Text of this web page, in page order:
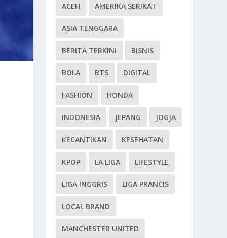
ACEH AMERIKA SERIKAT
ASIA TENGGARA
BERITA TERKINI BISNIS
BOLA BTS DIGITAL
FASHION HONDA
INDONESIA JEPANG JOGJA
KECANTIKAN KESEHATAN
KPOP LA LIGA LIFESTYLE
LIGA INGGRIS LIGA PRANCIS
LOCAL BRAND
MANCHESTER UNITED